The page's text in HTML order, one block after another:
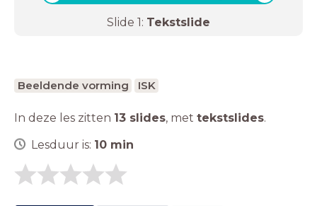
Slide 1: Tekstslide
Beeldende vorming ISK
In deze les zitten 13 slides, met tekstslides.
Lesduur is: 10 min